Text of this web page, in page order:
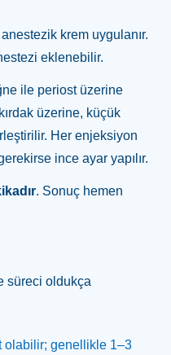
krem uygulanır.
eklenebilir.
ile periost üzerine
üzerine, küçük
Her enjeksiyon
ince ayar yapılır.
. Sonuç hemen
süreci oldukça
olabilir; genellikle 1–3